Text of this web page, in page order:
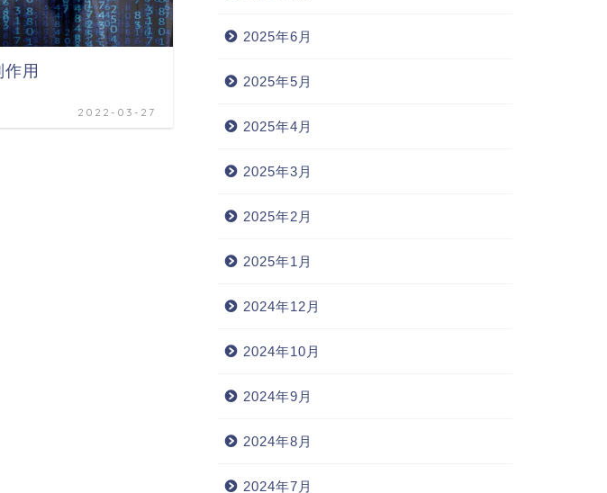
用
2022-03-27
2025年6月
2025年5月
2025年4月
2025年3月
2025年2月
2025年1月
2024年12月
2024年10月
2024年9月
2024年8月
2024年7月